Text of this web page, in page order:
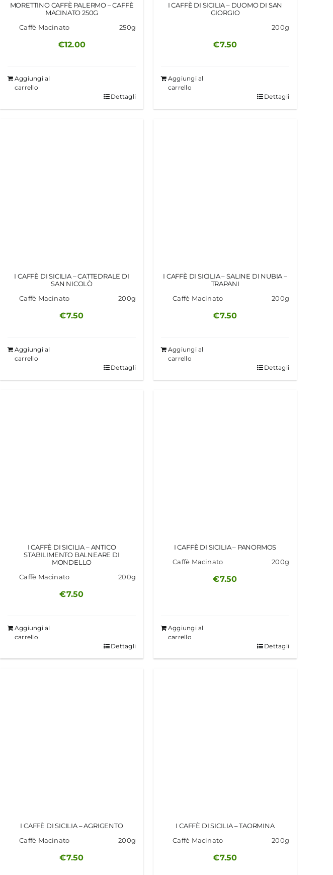
MORETTINO CAFFÈ PALERMO – CAFFÈ
MACINATO 250G
Caffè Macinato
250g
€12.00
Aggiungi al
carrello
Dettagli
I CAFFÈ DI SICILIA – DUOMO DI SAN
GIORGIO
200g
€7.50
Aggiungi al
carrello
Dettagli
I CAFFÈ DI SICILIA – CATTEDRALE DI
SAN NICOLÒ
Caffè Macinato
200g
€7.50
Aggiungi al
carrello
Dettagli
I CAFFÈ DI SICILIA – SALINE DI NUBIA –
TRAPANI
Caffè Macinato
200g
€7.50
Aggiungi al
carrello
Dettagli
I CAFFÈ DI SICILIA – ANTICO
STABILIMENTO BALNEARE DI
MONDELLO
Caffè Macinato
200g
€7.50
Aggiungi al
carrello
Dettagli
I CAFFÈ DI SICILIA – PANORMOS
Caffè Macinato
200g
€7.50
Aggiungi al
carrello
Dettagli
I CAFFÈ DI SICILIA – AGRIGENTO
Caffè Macinato
200g
€7.50
I CAFFÈ DI SICILIA – TAORMINA
Caffè Macinato
200g
€7.50